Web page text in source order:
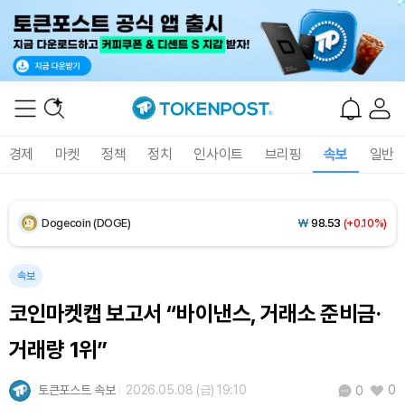
경제 마켓 정책 정치 인사이트 브리핑 속보 일반
XRP (XRP) ₩1,458(+0.56%)
Dogecoin (DOGE) ₩ 98.53 (+0.10%)
속보
코인마켓캡 보고서 “바이낸스, 거래소 준비금·
거래량 1위”
토큰포스트 속보 2026.05.08 (금) 19:10 0 0